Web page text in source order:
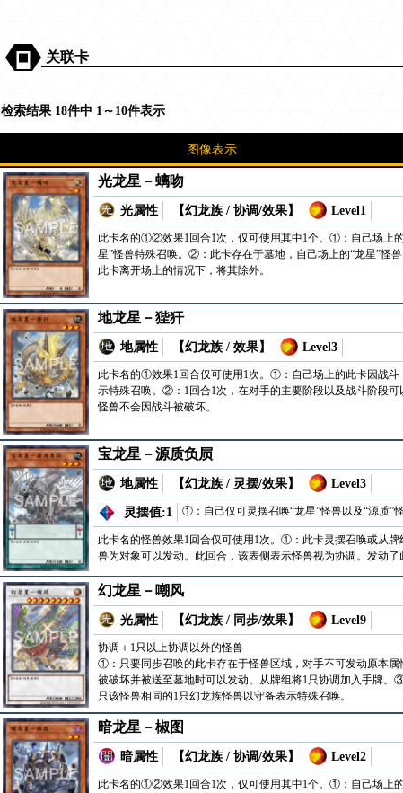
关联卡
检索结果 18件中 1～10件表示
图像表示
光龙星－螭吻
光属性 【幻龙族 / 协调/效果】 Level1
此卡名的①②效果1回合1次，仅可使用其中1个。①：自己场上
星”怪兽特殊召唤。②：此卡存在于墓地，自己场上的“龙星”怪
此卡离开场上的情况下，将其除外。
地龙星－狴犴
地属性 【幻龙族 / 效果】 Level3
此卡名的①效果1回合仅可使用1次。①：自己场上的此卡因战斗
示特殊召唤。②：1回合1次，在对手的主要阶段以及战斗阶段
怪兽不会因战斗被破坏。
宝龙星－源质负屃
地属性 【幻龙族 / 灵摆/效果】 Level3
灵摆值:1 ①：自己仅可灵摆召唤“龙星”怪兽以及“源质”
此卡名的怪兽效果1回合仅可使用1次。①：此卡灵摆召唤或从牌
兽为对象可以发动。此回合，该表侧表示怪兽视为协调。发动
幻龙星－嘲风
光属性 【幻龙族 / 同步/效果】 Level9
协调＋1只以上协调以外的怪兽
①：只要同步召唤的此卡存在于怪兽区域，对手不可发动原本
被破坏并被送至墓地时可以发动。从牌组将1只协调加入手牌
只该怪兽相同的1只幻龙族怪兽以守备表示特殊召唤。
暗龙星－椒图
暗属性 【幻龙族 / 协调/效果】 Level2
此卡名的①②效果1回合1次，仅可使用其中1个。①：自己场上